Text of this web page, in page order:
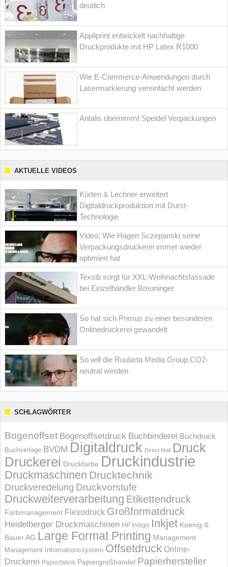
deutlich
Appliprint entwickelt nachhaltige
Druckprodukte mit HP Latex R1000
Wie E-Commerce-Anwendungen durch
Lasermarkierung vereinfacht werden
Antalis übernimmt Speidel Verpackungen
AKTUELLE VIDEOS
Kürten & Lechner erweitert
Digitaldruckproduktion mit Durst-
Technologie
Video: Wie Hagen Sczepanski seine
Verpackungsdruckerei immer wieder
optimiert hat
Texsib sorgt für XXL-Weihnachtsfassade
bei Einzelhändler Breuninger
So hat sich Primus zu einer besonderen
Onlinedruckerei gewandelt
So will die Roularta Media Group CO2-
neutral werden
SCHLAGWÖRTER
Bogenoffset Bogenoffsetdruck Buchbinderei Buchdruck
Buchverlage BVDM Digitaldruck Direct Mail Druck
Druckerei Druckfarbe Druckindustrie
Druckmaschinen Drucktechnik
Druckveredelung Druckvorstufe
Druckweiterverarbeitung Etikettendruck
Farbmanagement Flexodruck Großformatdruck
Heidelberger Druckmaschinen HP Indigo Inkjet Koenig &
Bauer AG Large Format Printing Management
Management Informations­system Offsetdruck Online-
Druckerei Papierfabrik Papiergroßhandel Papierhersteller